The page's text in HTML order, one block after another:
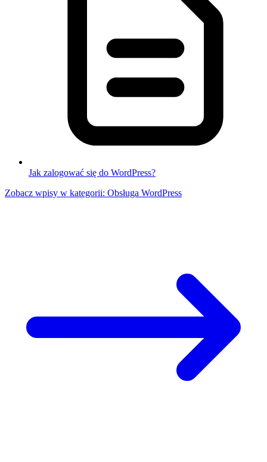
Jak zalogować się do WordPress?
Zobacz wpisy w kategorii: Obsługa WordPress